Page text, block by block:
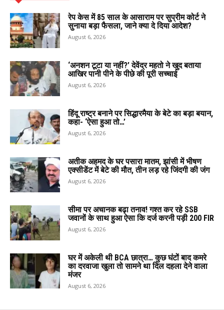
रेप केस में 85 साल के आसाराम पर सुप्रीम कोर्ट ने
सुनाया बड़ा फैसला, जाने क्या दे दिया आदेश?
August 6, 2026
‘अनशन टूटा या नहीं?’ देवेंद्र महतो ने खुद बताया
आखिर पानी पीने के पीछे की पूरी सच्चाई
August 6, 2026
हिंदू राष्ट्र बनाने पर सिद्धारमैया के बेटे का बड़ा बयान,
कहा- ‘ऐसा हुआ तो…’
August 6, 2026
अतीक अहमद के घर पसारा मातम, झांसी में भीषण
एक्सीडेंट में बेटे की मौत, तीन लड़ रहे जिंदगी की जंग
August 6, 2026
सीमा पर अचानक बढ़ा तनाव! गश्त कर रहे SSB
जवानों के साथ हुआ ऐसा कि दर्ज करनी पड़ी 200 FIR
August 6, 2026
घर में अकेली थी BCA छात्रा… कुछ घंटों बाद कमरे
का दरवाजा खुला तो सामने था दिल दहला देने वाला
मंजर
August 6, 2026